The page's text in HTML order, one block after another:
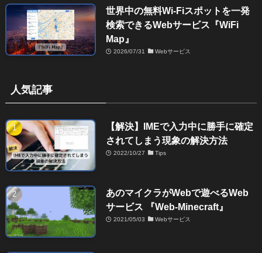
世界中の無料Wi-Fiスポットを一発
検索できるWebサービス『WiFi
Map』
2026/07/31 Webサービス
人気記事
【解決】IMEで入力中に勝手に確定
されてしまう現象の解決方法
2022/10/27 Tips
あのマイクラがWebで遊べるWeb
サービス 『Web-Minecraft』
2021/05/03 Webサービス